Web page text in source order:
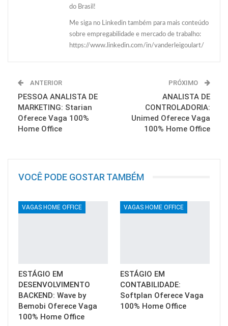
do Brasil!
Me siga no Linkedin também para mais conteúdo
sobre empregabilidade e mercado de trabalho:
https://www.linkedin.com/in/vanderleigoulart/
ANTERIOR
PESSOA ANALISTA DE
MARKETING: Starian
Oferece Vaga 100%
Home Office
PRÓXIMO
ANALISTA DE
CONTROLADORIA:
Unimed Oferece Vaga
100% Home Office
VOCÊ PODE GOSTAR TAMBÉM
VAGAS HOME OFFICE
ESTÁGIO EM
DESENVOLVIMENTO
BACKEND: Wave by
Bemobi Oferece Vaga
100% Home Office
VAGAS HOME OFFICE
ESTÁGIO EM
CONTABILIDADE:
Softplan Oferece Vaga
100% Home Office